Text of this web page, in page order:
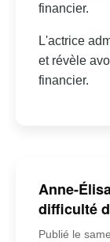
financier.
L'actrice
et révèle
financier.
Anne-
difficulté
Publié le